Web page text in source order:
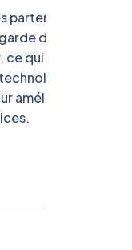
partenaires,
des
qui nous
et
améliorer